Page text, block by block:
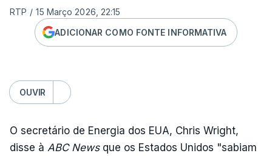
RTP / 15 Março 2026, 22:15
ADICIONAR COMO FONTE INFORMATIVA
OUVIR
O secretário de Energia dos EUA, Chris Wright,
disse à ABC Newsque os Estados Unidos "sabiam